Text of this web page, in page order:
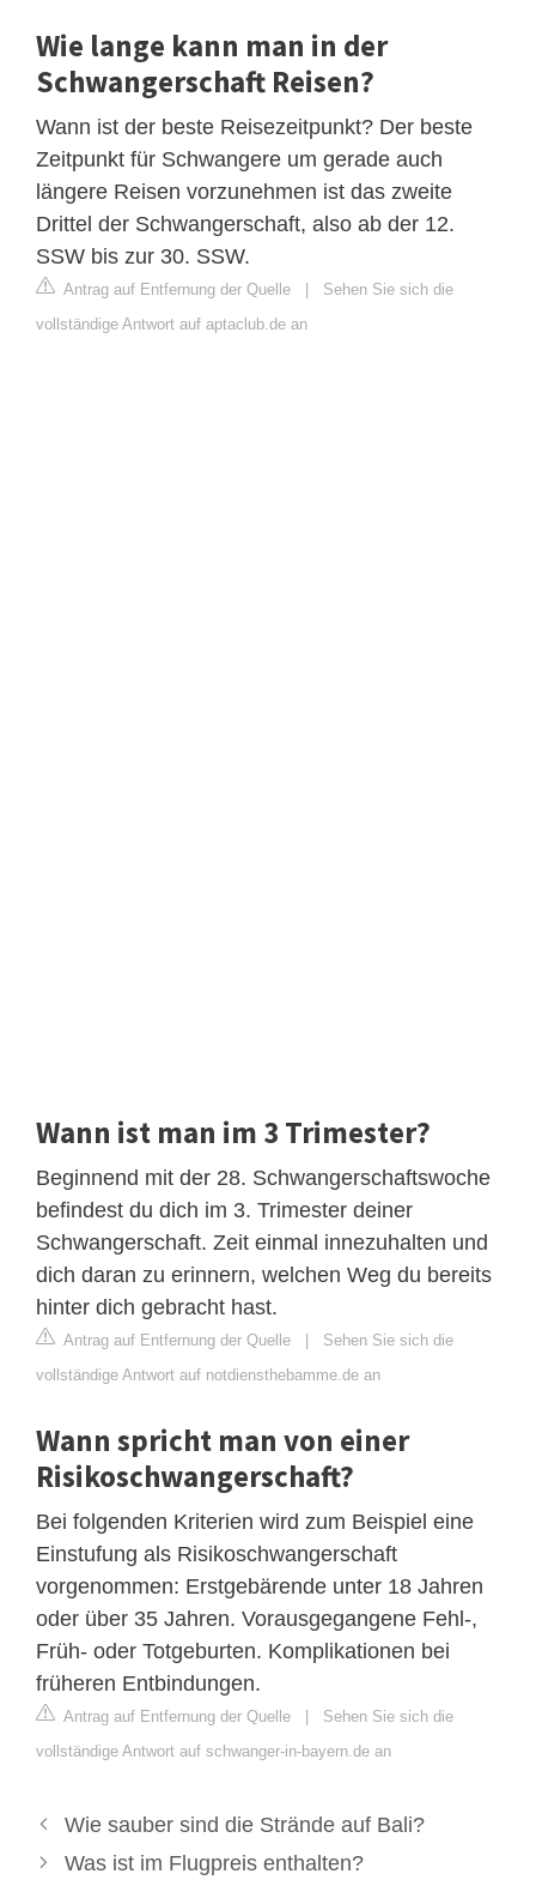
Wie lange kann man in der
Schwangerschaft Reisen?
Wann ist der beste Reisezeitpunkt? Der beste
Zeitpunkt für Schwangere um gerade auch
längere Reisen vorzunehmen ist das zweite
Drittel der Schwangerschaft, also ab der 12.
SSW bis zur 30. SSW.
Antrag auf Entfernung der Quelle | Sehen Sie sich die
vollständige Antwort auf aptaclub.de an
Wann ist man im 3 Trimester?
Beginnend mit der 28. Schwangerschaftswoche
befindest du dich im 3. Trimester deiner
Schwangerschaft. Zeit einmal innezuhalten und
dich daran zu erinnern, welchen Weg du bereits
hinter dich gebracht hast.
Antrag auf Entfernung der Quelle | Sehen Sie sich die
vollständige Antwort auf notdiensthebamme.de an
Wann spricht man von einer
Risikoschwangerschaft?
Bei folgenden Kriterien wird zum Beispiel eine
Einstufung als Risikoschwangerschaft
vorgenommen: Erstgebärende unter 18 Jahren
oder über 35 Jahren. Vorausgegangene Fehl-,
Früh- oder Totgeburten. Komplikationen bei
früheren Entbindungen.
Antrag auf Entfernung der Quelle | Sehen Sie sich die
vollständige Antwort auf schwanger-in-bayern.de an
Wie sauber sind die Strände auf Bali?
Was ist im Flugpreis enthalten?